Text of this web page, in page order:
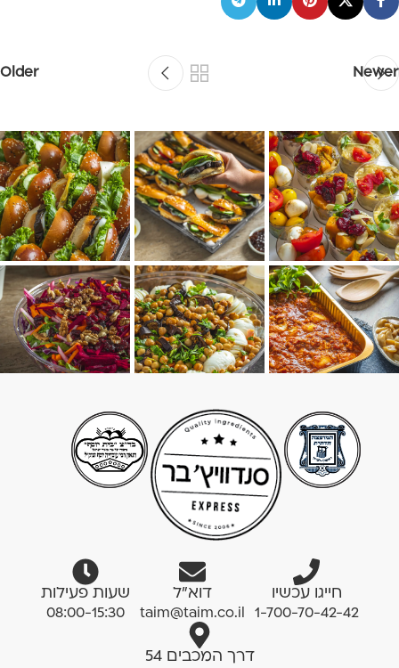
Newer
Older
חייגו עכשיו
1-700-70-42-42
דוא”ל
taim@taim.co.il
שעות פעילות
08:00-15:30
דרך המכבים 54